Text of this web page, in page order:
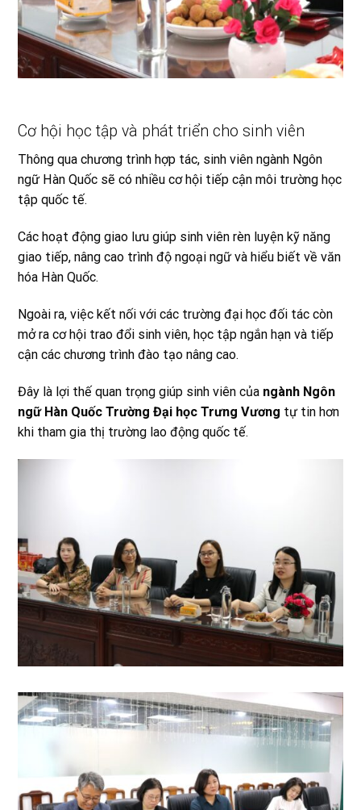
Cơ hội học tập và phát triển cho sinh viên
Thông qua chương trình hợp tác, sinh viên ngành Ngôn
ngữ Hàn Quốc sẽ có nhiều cơ hội tiếp cận môi trường học
tập quốc tế.
Các hoạt động giao lưu giúp sinh viên rèn luyện kỹ năng
giao tiếp, nâng cao trình độ ngoại ngữ và hiểu biết về văn
hóa Hàn Quốc.
Ngoài ra, việc kết nối với các trường đại học đối tác còn
mở ra cơ hội trao đổi sinh viên, học tập ngắn hạn và tiếp
cận các chương trình đào tạo nâng cao.
Đây là lợi thế quan trọng giúp sinh viên của ngành Ngôn
ngữ Hàn Quốc Trường Đại học Trưng Vương tự tin hơn
khi tham gia thị trường lao động quốc tế.